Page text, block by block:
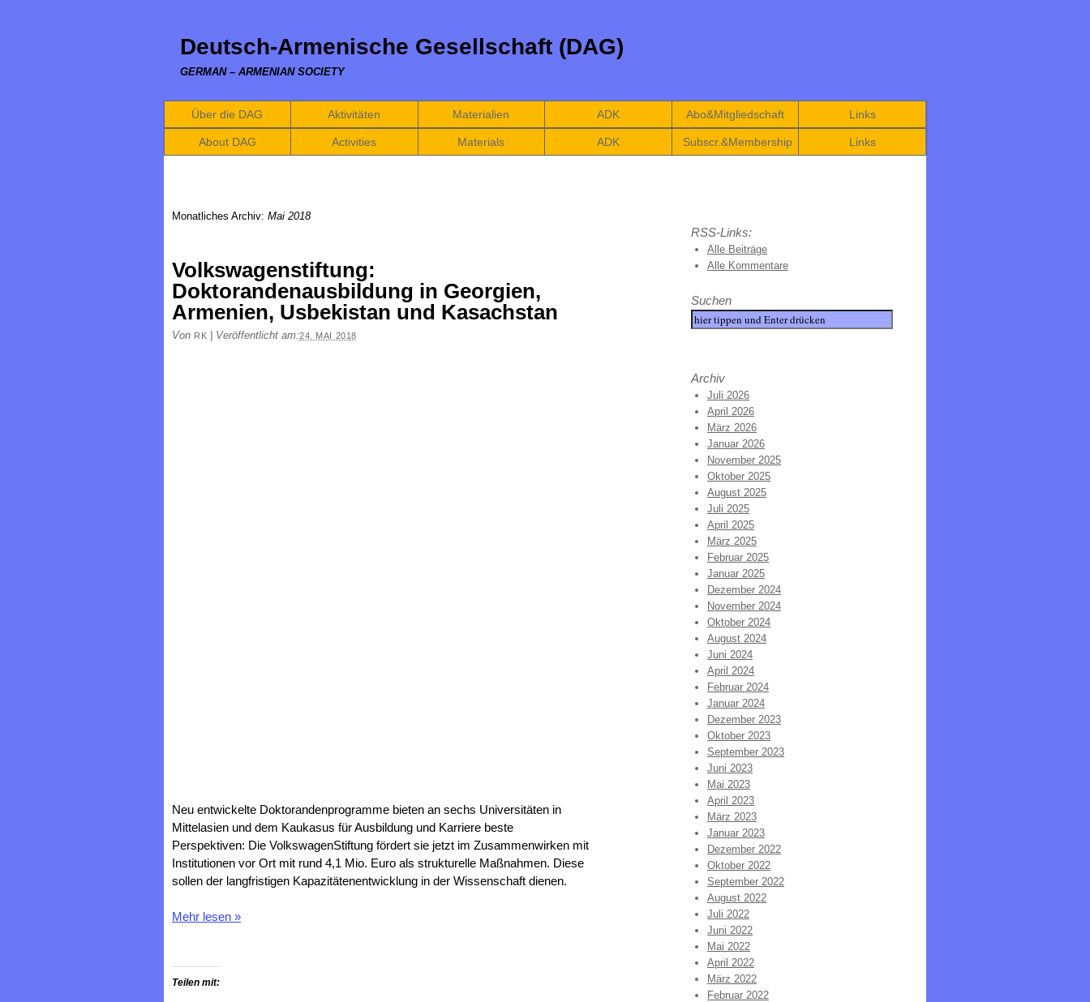
Deutsch-Armenische Gesellschaft (DAG)
GERMAN – ARMENIAN SOCIETY
Über die DAG Aktivitäten Materialien ADK Abo&Mitgliedschaft Links
About DAG Activities Materials ADK Subscr.&Membership Links
Monatliches Archiv: Mai 2018
Volkswagenstiftung:
Doktorandenausbildung in Georgien,
Armenien, Usbekistan und Kasachstan
Von RK Veröffentlicht am:24. MAI 2018
Neu entwickelte Doktorandenprogramme bieten an sechs Universitäten in
Mittelasien und dem Kaukasus für Ausbildung und Karriere beste
Perspektiven: Die VolkswagenStiftung fördert sie jetzt im Zusammenwirken mit
Institutionen vor Ort mit rund 4,1 Mio. Euro als strukturelle Maßnahmen. Diese
sollen der langfristigen Kapazitätenentwicklung in der Wissenschaft dienen.
Mehr lesen »
Teilen mit:
RSS-Links:
Alle Beiträge
Alle Kommentare
Suchen
Archiv
Juli 2026
April 2026
März 2026
Januar 2026
November 2025
Oktober 2025
August 2025
Juli 2025
April 2025
März 2025
Februar 2025
Januar 2025
Dezember 2024
November 2024
Oktober 2024
August 2024
Juni 2024
April 2024
Februar 2024
Januar 2024
Dezember 2023
Oktober 2023
September 2023
Juni 2023
Mai 2023
April 2023
März 2023
Januar 2023
Dezember 2022
Oktober 2022
September 2022
August 2022
Juli 2022
Juni 2022
Mai 2022
April 2022
März 2022
Februar 2022